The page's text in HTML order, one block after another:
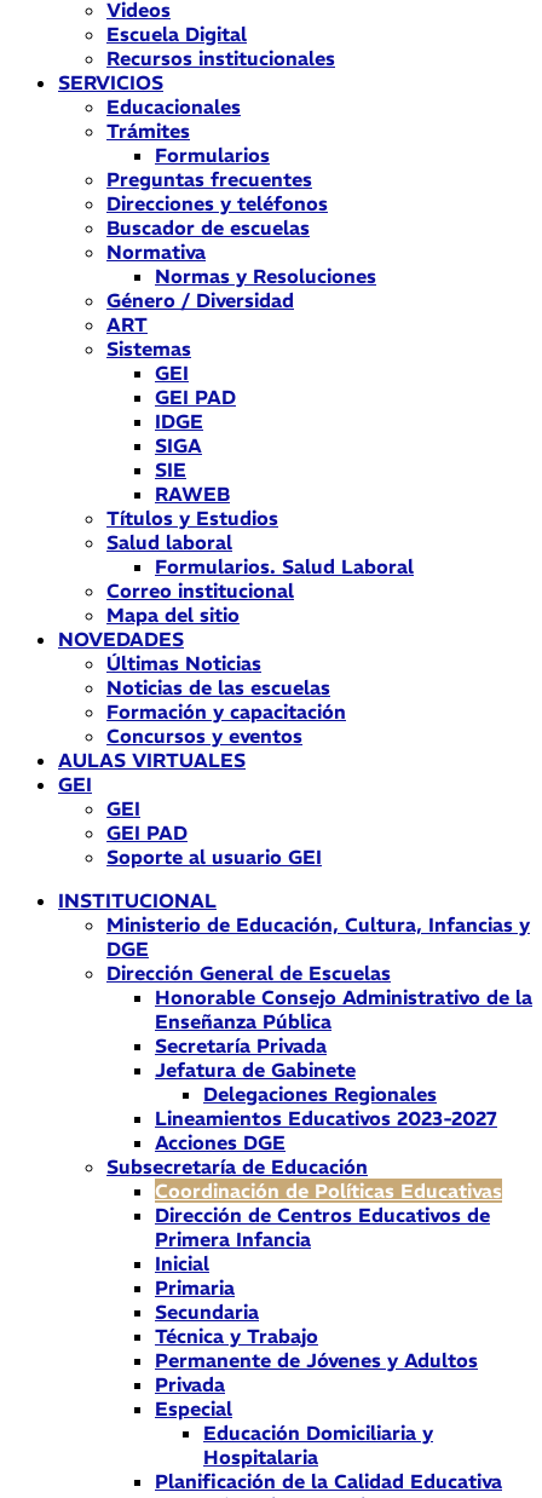
Videos
Escuela Digital
Recursos institucionales
SERVICIOS
Educacionales
Trámites
Formularios
Preguntas frecuentes
Direcciones y teléfonos
Buscador de escuelas
Normativa
Normas y Resoluciones
Género / Diversidad
ART
Sistemas
GEI
GEI PAD
IDGE
SIGA
SIE
RAWEB
Títulos y Estudios
Salud laboral
Formularios. Salud Laboral
Correo institucional
Mapa del sitio
NOVEDADES
Últimas Noticias
Noticias de las escuelas
Formación y capacitación
Concursos y eventos
AULAS VIRTUALES
GEI
GEI
GEI PAD
Soporte al usuario GEI
INSTITUCIONAL
Ministerio de Educación, Cultura, Infancias y
DGE
Dirección General de Escuelas
Honorable Consejo Administrativo de la
Enseñanza Pública
Secretaría Privada
Jefatura de Gabinete
Delegaciones Regionales
Lineamientos Educativos 2023-2027
Acciones DGE
Subsecretaría de Educación
Coordinación de Políticas Educativas
Dirección de Centros Educativos de
Primera Infancia
Inicial
Primaria
Secundaria
Técnica y Trabajo
Permanente de Jóvenes y Adultos
Privada
Especial
Educación Domiciliaria y
Hospitalaria
Planificación de la Calidad Educativa